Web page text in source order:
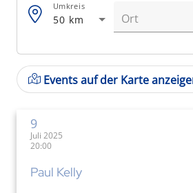
50 km
Umkreis
Events auf der Karte
9
Juli 2025
20:00
Paul Kelly